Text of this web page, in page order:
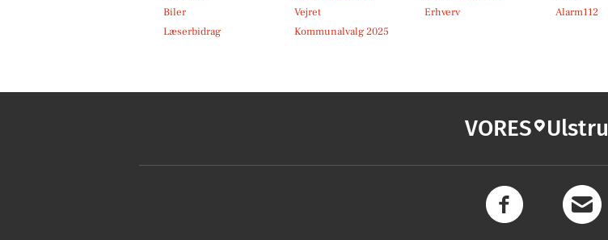
Biler
Vejret Erhverv Alarm112
Læserbidrag
Kommunalvalg 2025
VORES